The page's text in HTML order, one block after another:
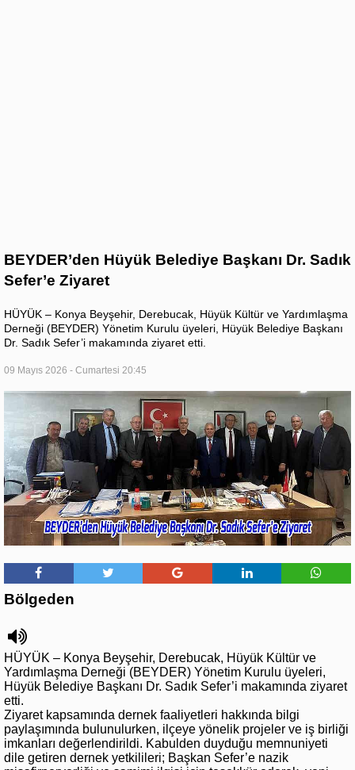
BEYDER’den Hüyük Belediye Başkanı Dr. Sadık
Sefer’e Ziyaret
HÜYÜK – Konya Beyşehir, Derebucak, Hüyük Kültür ve Yardımlaşma
Derneği (BEYDER) Yönetim Kurulu üyeleri, Hüyük Belediye Başkanı
Dr. Sadık Sefer’i makamında ziyaret etti.
09 Mayıs 2026 - Cumartesi 20:45
Bölgeden
HÜYÜK – Konya Beyşehir, Derebucak, Hüyük Kültür ve
Yardımlaşma Derneği (BEYDER) Yönetim Kurulu üyeleri,
Hüyük Belediye Başkanı Dr. Sadık Sefer’i makamında ziyaret
etti.
Ziyaret kapsamında dernek faaliyetleri hakkında bilgi
paylaşımında bulunulurken, ilçeye yönelik projeler ve iş birliği
imkanları değerlendirildi. Kabulden duyduğu memnuniyeti
dile getiren dernek yetkilileri; Başkan Sefer’e nazik